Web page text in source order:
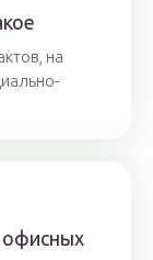
на
офисных